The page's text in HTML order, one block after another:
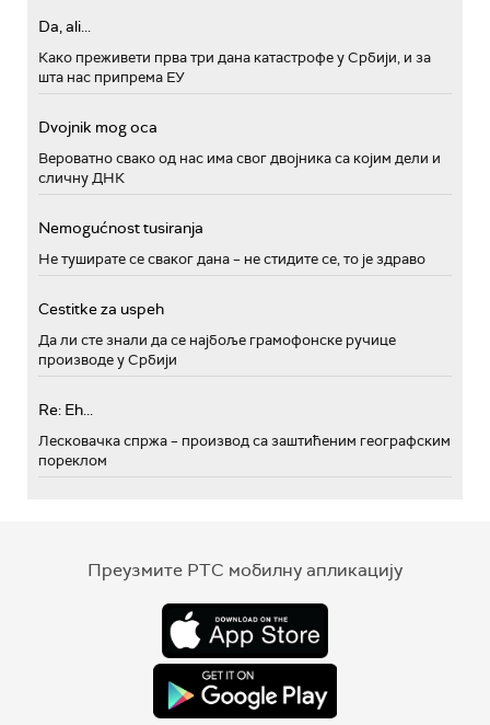
Da, ali...
Како преживети прва три дана катастрофе у Србији, и за
шта нас припрема ЕУ
Dvojnik mog oca
Вероватно свако од нас има свог двојника са којим дели и
сличну ДНК
Nemogućnost tusiranja
Не туширате се сваког дана – не стидите се, то је здраво
Cestitke za uspeh
Да ли сте знали да се најбоље грамофонске ручице
производе у Србији
Re: Eh...
Лесковачка спржа – производ са заштићеним географским
пореклом
Преузмите РТС мобилну апликацију